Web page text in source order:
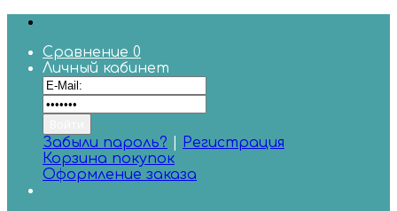
Сравнение 0
Личный кабинет
Забыли пароль?
Регистрация
Корзина покупок
Оформление заказа